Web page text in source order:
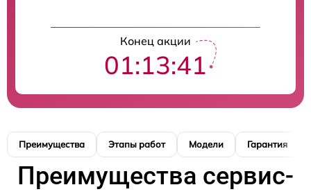
Конец акции
01:13:40
Преимущества Этапы работ Модели Гарантия
Преимущества сервис-